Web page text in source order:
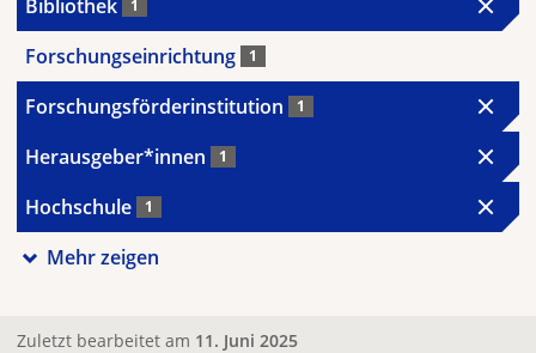
Bibliothek 1
Forschungseinrichtung 1
Forschungsförderinstitution 1
Herausgeber*innen 1
Hochschule 1
Mehr zeigen
Zuletzt bearbeitet am 11. Juni 2025